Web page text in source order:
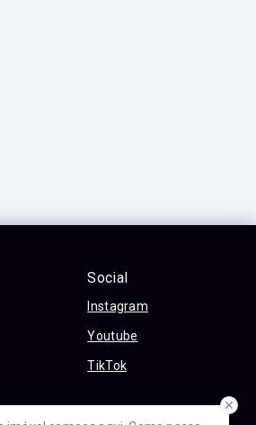
Social
Instagram
Youtube
TikTok